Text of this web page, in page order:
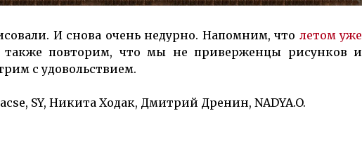
И сно­ва очень не­дурно. На­помним, что ле­том уже
так­же повторим, что мы не приверженцы ри­сун­ков и
с удовольствием.
SY, Никита Ходак, Дмитрий Дренин, NADYA.O.